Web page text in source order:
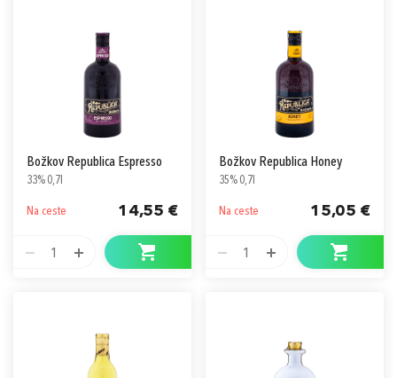
Božkov Republica Espresso
33% 0,7l
Na ceste 14,55 €
1
Božkov Republica Honey
35% 0,7l
Na ceste 15,05 €
1